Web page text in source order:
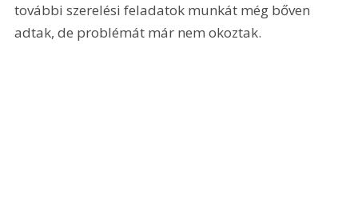
további szerelési feladatok munkát még bőven
adtak, de problémát már nem okoztak.